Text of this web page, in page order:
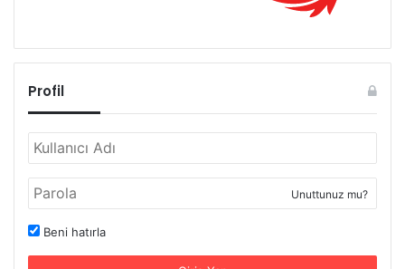
Profil
Unuttunuz mu?
Beni hatırla